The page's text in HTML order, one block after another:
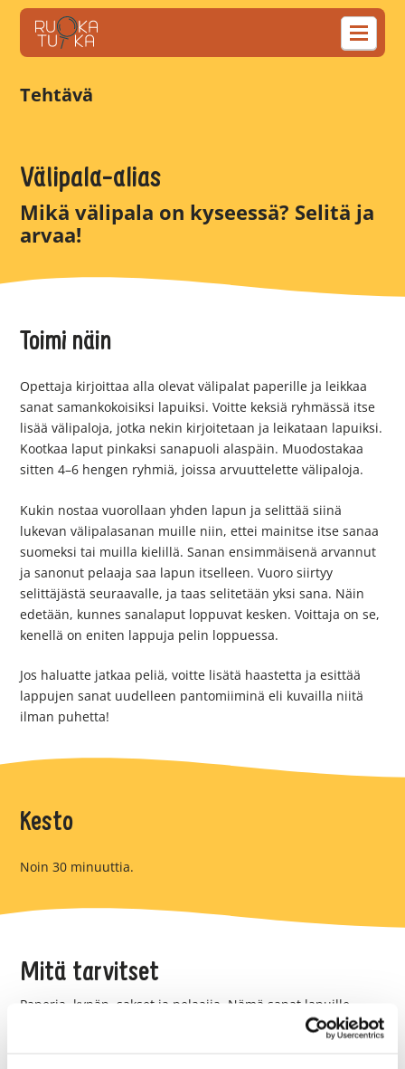
Tehtävä
Välipala-alias
Mikä välipala on kyseessä? Selitä ja
arvaa!
Toimi näin
Opettaja kirjoittaa alla olevat välipalat paperille ja leikkaa
sanat samankokoisiksi lapuiksi. Voitte keksiä ryhmässä itse
lisää välipaloja, jotka nekin kirjoitetaan ja leikataan lapuiksi.
Kootkaa laput pinkaksi sanapuoli alaspäin. Muodostakaa
sitten 4–6 hengen ryhmiä, joissa arvuuttelette välipaloja.
Kukin nostaa vuorollaan yhden lapun ja selittää siinä
lukevan välipalasanan muille niin, ettei mainitse itse sanaa
suomeksi tai muilla kielillä. Sanan ensimmäisenä arvannut
ja sanonut pelaaja saa lapun itselleen. Vuoro siirtyy
selittäjästä seuraavalle, ja taas selitetään yksi sana. Näin
edetään, kunnes sanalaput loppuvat kesken. Voittaja on se,
kenellä on eniten lappuja pelin loppuessa.
Jos haluatte jatkaa peliä, voitte lisätä haastetta ja esittää
lappujen sanat uudelleen pantomiiminä eli kuvailla niitä
ilman puhetta!
Kesto
Noin 30 minuuttia.
Mitä tarvitset
Paperia, kynän, sakset ja pelaajia. Nämä sanat lapuille